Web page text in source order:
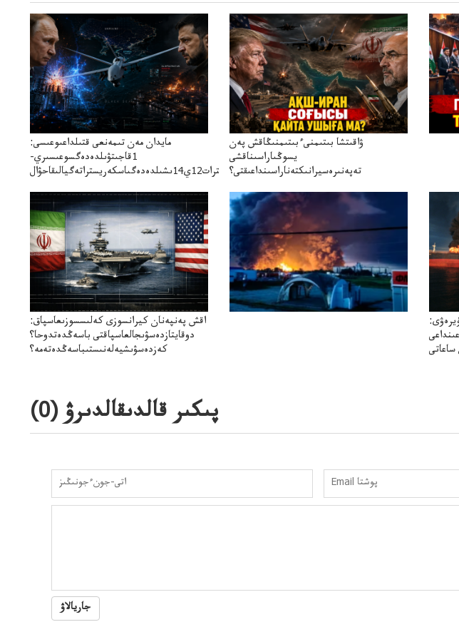
مايدان مەن تىمەنعى قتىلداعىوعىسى:
1قاجىتۋىلدەدەگسوعىسىري-
سترات12ي14ىشىلدەدەگىاسكەريستراتەگيالىقاحۋال
ۋاقىتشا بىتىمنىءبىتىمنىڭاقش پەن
يسوڭىاراسىناقشى
تەپەنىرەسيرانىكتەناراسىنداعىقتى؟
اقش پەنپەنان كيرانسوزى كەلىسسوزىعاسپاق:
دوقايتازدەسۋىجالعاسپاقتى باسەڭدەتدوحا؟
كەزدەسۋىشيەلەنىستىباسەڭدەتەمە؟
ساعاتى
پىكىر قالدىقالدىرۋ (0
)
جاريالاۋ